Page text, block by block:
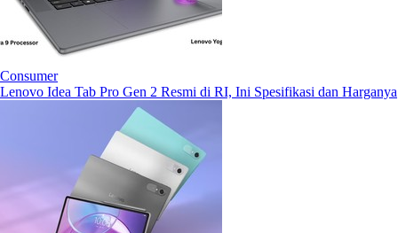
Consumer
Lenovo Idea Tab Pro Gen 2 Resmi di RI, Ini Spesifikasi dan Harganya